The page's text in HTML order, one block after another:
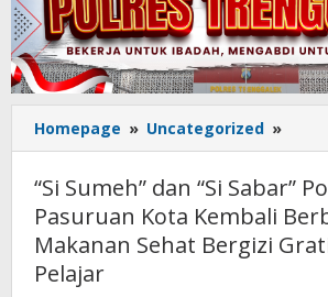
Homepage » Uncategorized »
“Si
“Si Sumeh” dan “Si Sabar”
Pasuruan Kota Kembali
Makanan Sehat Bergizi
Pelajar